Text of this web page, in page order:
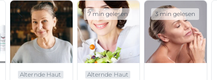
Alternde Haut Alternde Haut
7 min gelesen 3 min gelesen